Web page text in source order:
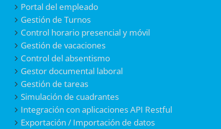
Portal del empleado
Gestión de Turnos
Control horario presencial y móvil
Gestión de vacaciones
Control del absentismo
Gestor documental laboral
Gestión de tareas
Simulación de cuadrantes
Integración con aplicaciones API Restful
Exportación / Importación de datos